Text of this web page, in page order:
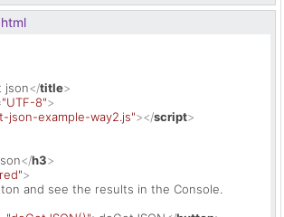
json</title>
"UTF-8">
json-example-way2.js"></script>
</h3>
>
and see the results in the Console.